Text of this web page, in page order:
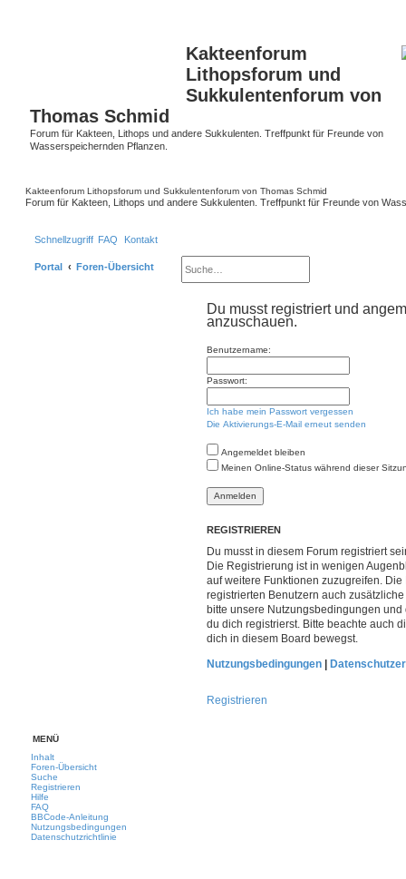
Kakteenforum
Lithopsforum und
Sukkulentenforum von
Thomas Schmid
Forum für Kakteen, Lithops und andere Sukkulenten. Treffpunkt für Freunde von
Wasserspeichernden Pflanzen.
Kakteenforum Lithopsforum und Sukkulentenforum von Thomas Schmid
Forum für Kakteen, Lithops und andere Sukkulenten. Treffpunkt für Freunde von
Schnellzugriff FAQ Kontakt
Portal Foren-Übersicht Suche
Erweiterte Suche
Du musst registriert und
anzuschauen.
Benutzername:
Passwort:
Ich habe mein Passwort vergessen
Die Aktivierungs-E-Mail erneut senden
Angemeldet bleiben
Meinen Online-Status während dieser
REGISTRIEREN
Du musst in diesem Forum registriert
Die Registrierung ist in wenigen
auf weitere Funktionen zuzugreifen.
registrierten Benutzern auch
bitte unsere Nutzungsbedingungen
du dich registrierst. Bitte beachte auch
dich in diesem Board bewegst.
Nutzungsbedingungen |
Registrieren
MENÜ
Inhalt
Foren-Übersicht
Suche
Registrieren
Hilfe
FAQ
BBCode-Anleitung
Nutzungsbedingungen
Datenschutzrichtlinie